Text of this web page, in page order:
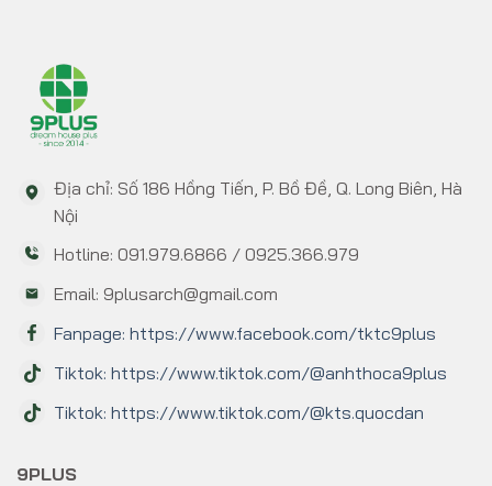
Địa chỉ: Số 186 Hồng Tiến, P. Bồ Đề, Q. Long Biên, Hà
Nội
Hotline: 091.979.6866 / 0925.366.979
Email: 9plusarch@gmail.com
Fanpage: https://www.facebook.com/tktc9plus
Tiktok: https://www.tiktok.com/@anhthoca9plus
Tiktok: https://www.tiktok.com/@kts.quocdan
9PLUS